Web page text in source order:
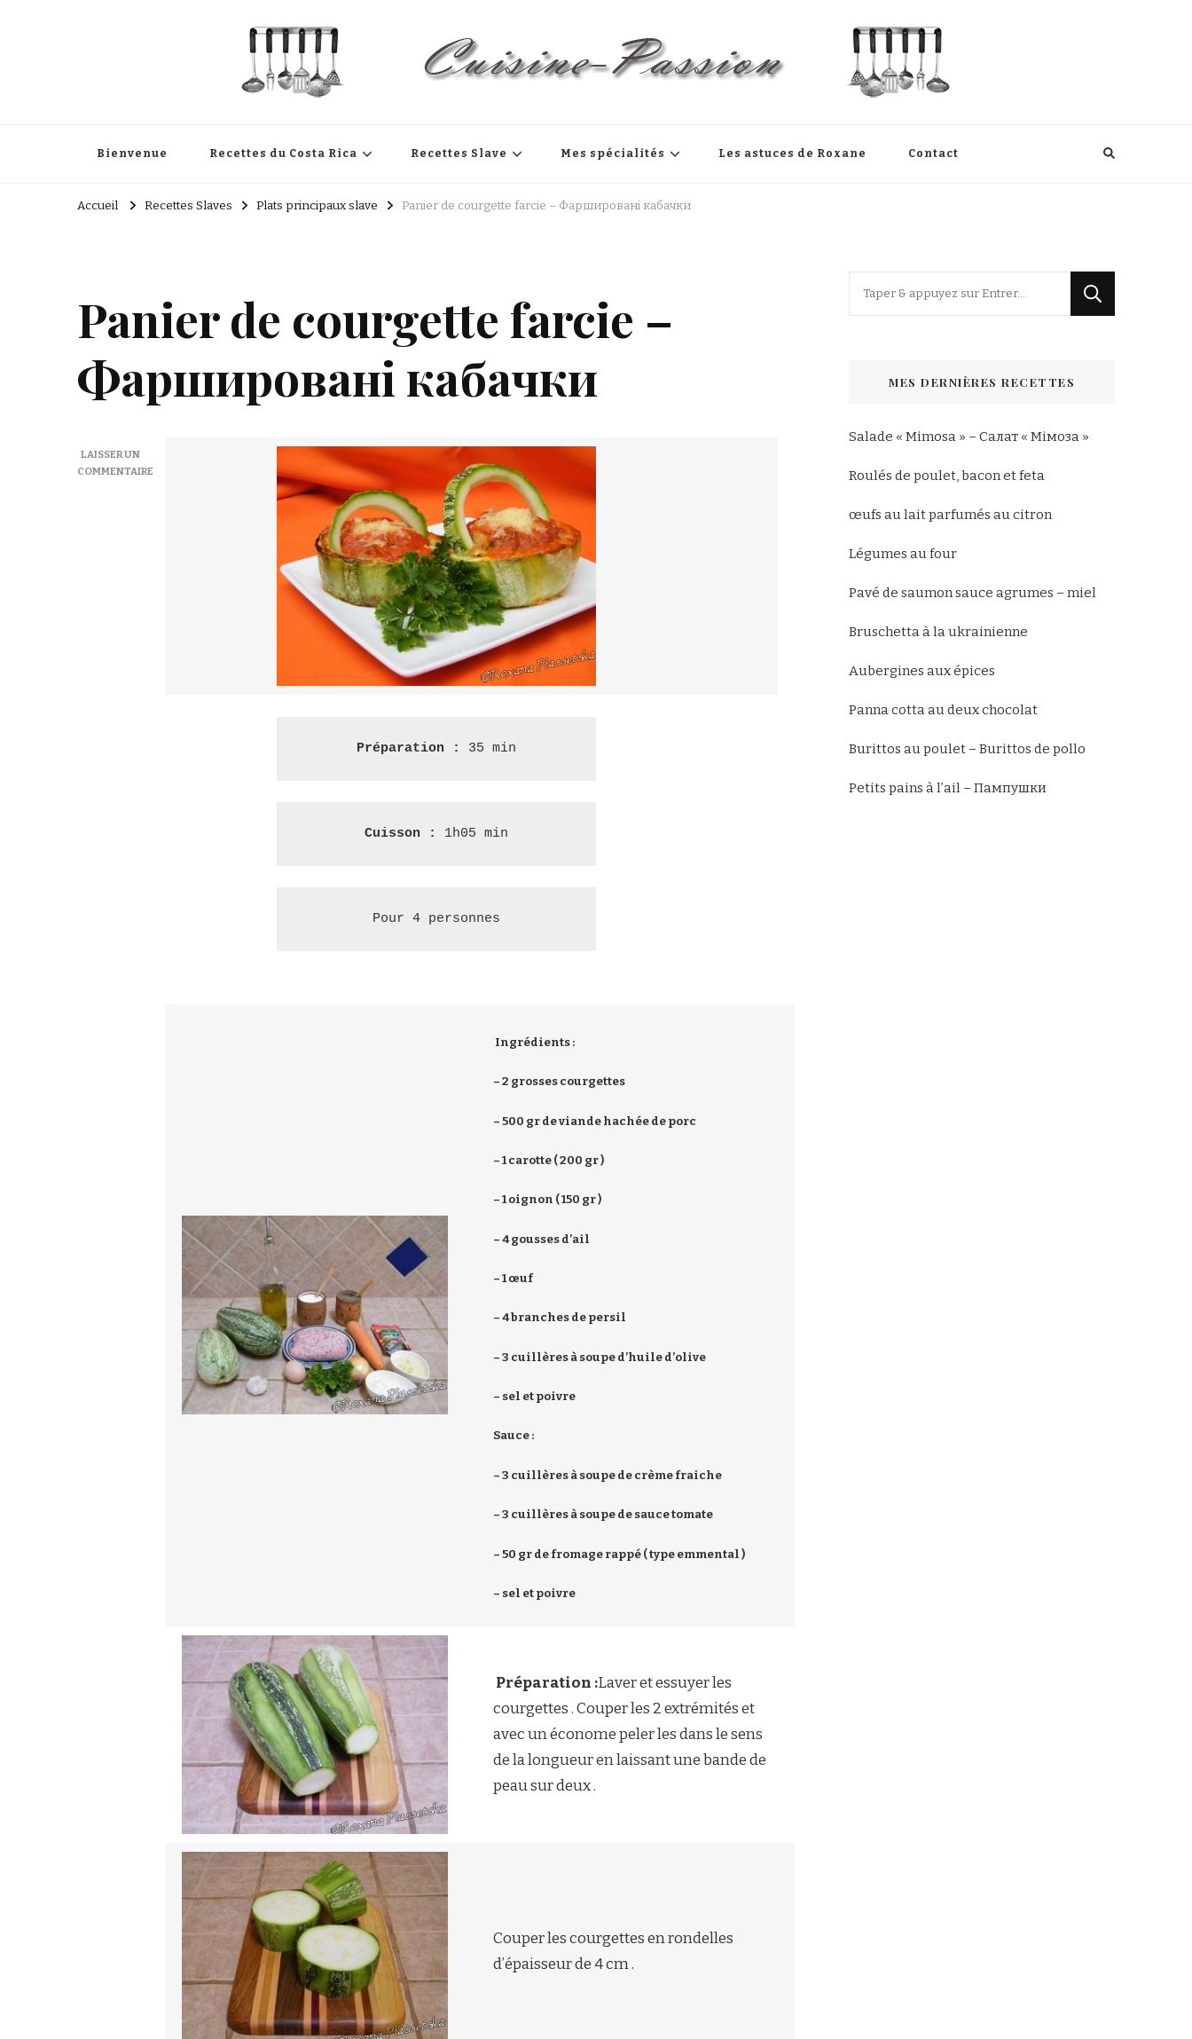
Bienvenue Recettes du Costa Rica Recettes Slave Mes spécialités Les astuces de Roxane Contact
Accueil Recettes Slaves Plats principaux slave Panier de courgette farcie – Фаршировані кабачки
Panier de courgette farcie –
Фаршировані кабачки
LAISSER UN
COMMENTAIRE
Préparation : 35 min
Cuisson : 1h05 min
Pour 4 personnes
Ingrédients :
– 2 grosses courgettes
– 500 gr de viande hachée de porc
– 1 carotte ( 200 gr )
– 1 oignon ( 150 gr )
– 4 gousses d’ail
– 1 œuf
– 4 branches de persil
– 3 cuillères à soupe d’huile d’olive
– sel et poivre
Sauce :
– 3 cuillères à soupe de crème fraiche
– 3 cuillères à soupe de sauce tomate
– 50 gr de fromage rappé ( type emmental )
– sel et poivre
Préparation :Laver et essuyer les
courgettes . Couper les 2 extrémités et
avec un économe peler les dans le sens
de la longueur en laissant une bande de
peau sur deux .
Couper les courgettes en rondelles
d’épaisseur de 4 cm .
MES DERNIÈRES RECETTES
Salade « Mimosa » – Салат « Мімоза »
Roulés de poulet, bacon et feta
œufs au lait parfumés au citron
Légumes au four
Pavé de saumon sauce agrumes – miel
Bruschetta à la ukrainienne
Aubergines aux épices
Panna cotta au deux chocolat
Burittos au poulet – Burittos de pollo
Petits pains à l’ail – Пампушки